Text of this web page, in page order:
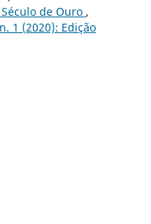
de Ouro ,
1 (2020): Edição